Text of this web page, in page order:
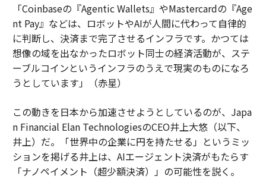
「Coinbaseの『Agentic Wallets』やMastercardの『Age
nt Pay』などは、ロボットやAIが人間に代わって自律的
に判断し、決済まで完了させるインフラです。かつては
想像の域を出なかったロボット同士の経済活動が、ステ
ーブルコインというインフラのうえで現実のものになろ
うとしています」（赤星）
この動きを日本から加速させようとしているのが、Japa
n Financial Elan TechnologiesのCEO井上大悠（以下、
井上）だ。「世界中の企業に円を持たせる」というミッ
ションを掲げる井上は、AIエージェント決済がもたらす
「ナノペイメント（超少額決済）」の可能性を説く。